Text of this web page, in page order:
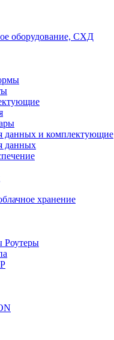
оборудование, СХД
данных и комплектующие
данных
хранение
Роутеры